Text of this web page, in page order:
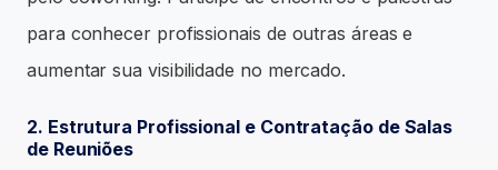
para conhecer profissionais de outras áreas e
aumentar sua visibilidade no mercado.
2. Estrutura Profissional e Contratação de Salas
de Reuniões